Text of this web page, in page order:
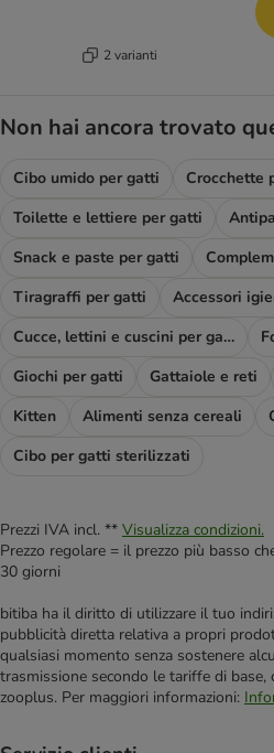
2 varianti
Non hai ancora trovato
Cibo umido per gatti
Crocchette
Toilette e lettiere per gatti
Snack e paste per gatti
Tiragraffi per gatti
Accessori
Cucce, lettini e cuscini per gatti
Giochi per gatti
Gattaiole e reti
Kitten
Alimenti senza cereali
Cibo per gatti sterilizzati
Prezzi IVA incl. ** Visualizza condizioni.
Prezzo regolare = il prezzo più basso
30 giorni
bitiba ha il diritto di utilizzare il tuo
pubblicità diretta relativa a propri
qualsiasi momento senza sostenere
trasmissione secondo le tariffe di
zooplus. Per maggiori informazioni: